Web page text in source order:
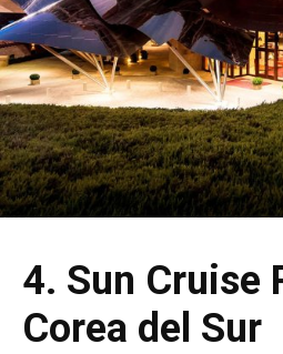
4. Sun Cruise
Corea del Sur